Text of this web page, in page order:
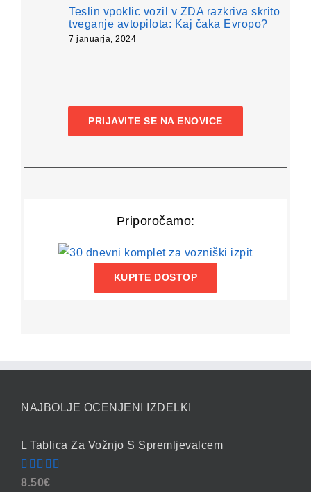
Teslin vpoklic vozil v ZDA razkriva skrito
tveganje avtopilota: Kaj čaka Evropo?
7 januarja, 2024
PRIJAVITE SE NA ENOVICE
Priporočamo:
KUPITE DOSTOP
NAJBOLJE OCENJENI IZDELKI
L Tablica Za Vožnjo S Spremljevalcem
Ocenjeno
8.50€